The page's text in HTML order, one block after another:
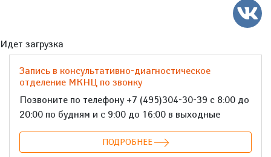
Идет загрузка
Запись в консультативно-диагностическое
отделение МКНЦ по звонку
Позвоните по телефону +7 (495)304-30-39 с 8:00 до
20:00 по будням и с 9:00 до 16:00 в выходные
ПОДРОБНЕЕ